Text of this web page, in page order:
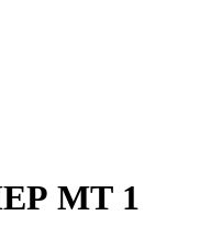
МТ 1